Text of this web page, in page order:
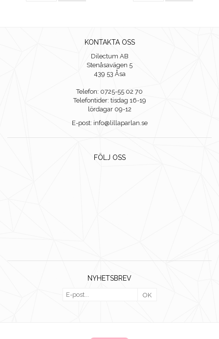
KONTAKTA OSS
Dilectum AB
Stenåsavägen 5
439 53 Åsa
Telefon: 0725-55 02 70
Telefontider: tisdag 16-19
lördagar 09-12
E-post: info@lillaparlan.se
FÖLJ OSS
NYHETSBREV
OK